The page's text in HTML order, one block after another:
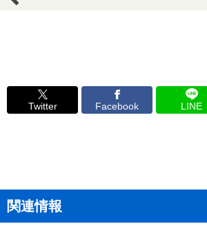
Twitter Facebook LINE
関連情報